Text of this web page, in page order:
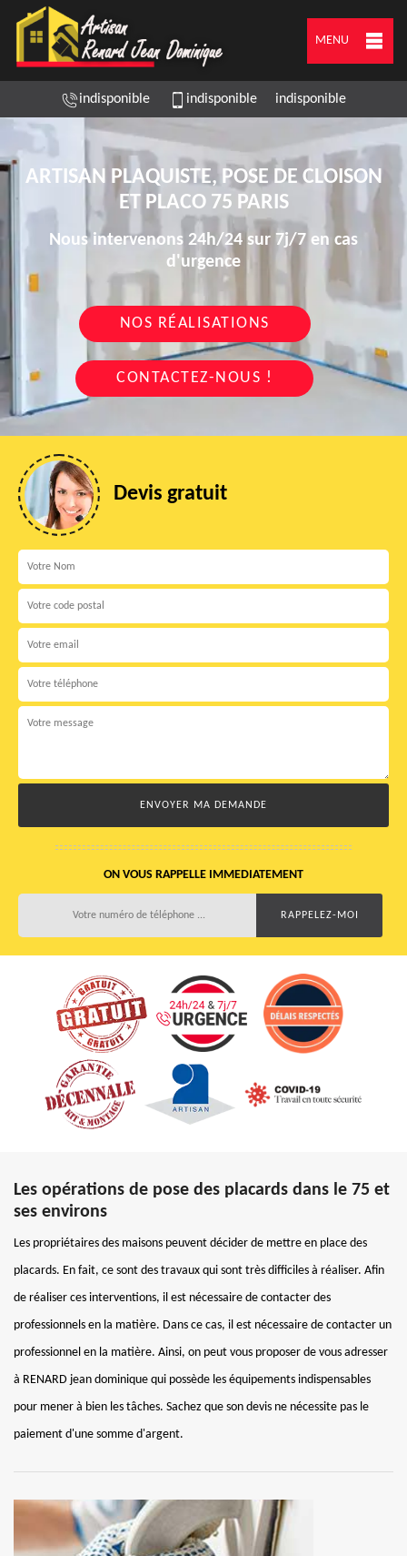
MENU
indisponible indisponible indisponible
ARTISAN PLAQUISTE, POSE DE CLOISON
ET PLACO 75 PARIS
Nous intervenons 24h/24 sur 7j/7 en cas
d'urgence
NOS RÉALISATIONS
CONTACTEZ-NOUS !
Devis gratuit
ON VOUS RAPPELLE IMMEDIATEMENT
Les opérations de pose des placards dans le 75 et
ses environs
Les propriétaires des maisons peuvent décider de mettre en place des
placards. En fait, ce sont des travaux qui sont très difficiles à réaliser. Afin
de réaliser ces interventions, il est nécessaire de contacter des
professionnels en la matière. Dans ce cas, il est nécessaire de contacter un
professionnel en la matière. Ainsi, on peut vous proposer de vous adresser
à RENARD jean dominique qui possède les équipements indispensables
pour mener à bien les tâches. Sachez que son devis ne nécessite pas le
paiement d'une somme d'argent.